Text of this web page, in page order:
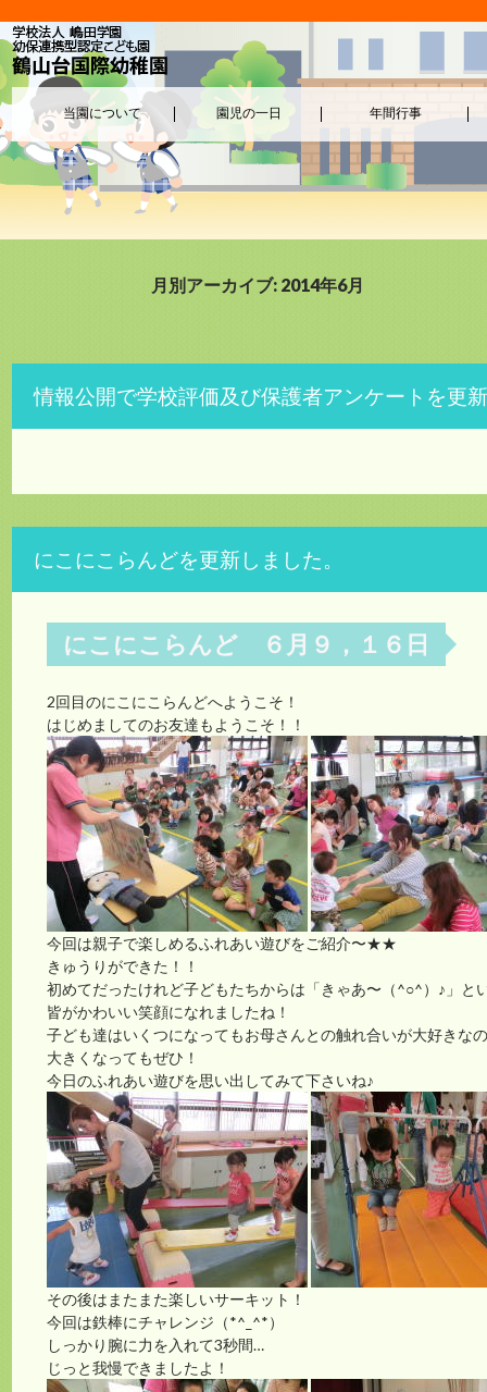
当園について 園児の一日 年間行事
月別アーカイブ: 2014年6月
情報公開で学校評価及び保護者アンケートを更
にこにこらんどを更新しました。
にこにこらんど ６月９，１６日
2回目のにこにこらんどへようこそ！
はじめましてのお友達もようこそ！！
今回は親子で楽しめるふれあい遊びをご紹介〜★★
きゅうりができた！！
初めてだったけれど子どもたちからは「きゃあ〜（^○^）♪」と
皆がかわいい笑顔になれましたね！
子ども達はいくつになってもお母さんとの触れ合いが大好きな
大きくなってもぜひ！
今日のふれあい遊びを思い出してみて下さいね♪
その後はまたまた楽しいサーキット！
今回は鉄棒にチャレンジ（*^_^*）
しっかり腕に力を入れて3秒間…
じっと我慢できましたよ！